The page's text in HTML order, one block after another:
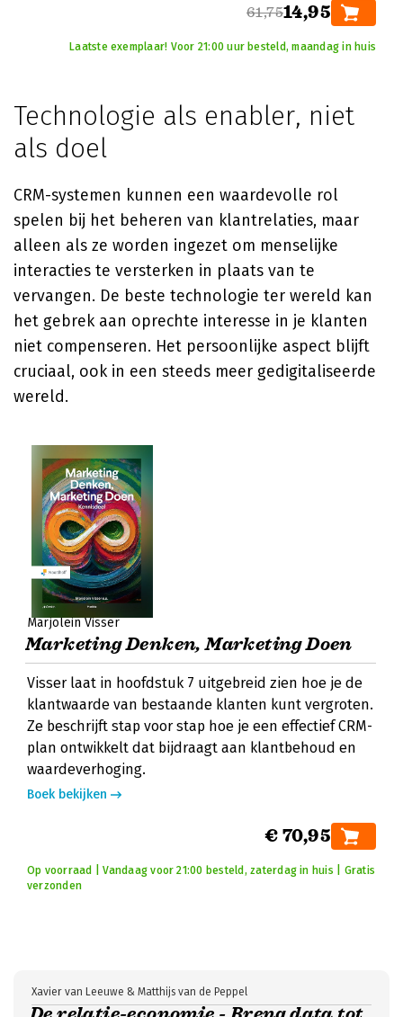
61,7514,95
Laatste exemplaar! Voor 21:00 uur besteld, maandag in huis
Technologie als enabler, niet
als doel
CRM-systemen kunnen een waardevolle rol
spelen bij het beheren van klantrelaties, maar
alleen als ze worden ingezet om menselijke
interacties te versterken in plaats van te
vervangen. De beste technologie ter wereld kan
het gebrek aan oprechte interesse in je klanten
niet compenseren. Het persoonlijke aspect blijft
cruciaal, ook in een steeds meer gedigitaliseerde
wereld.
Marjolein Visser
Marketing Denken, Marketing Doen
Visser laat in hoofdstuk 7 uitgebreid zien hoe je de
klantwaarde van bestaande klanten kunt vergroten.
Ze beschrijft stap voor stap hoe je een effectief CRM-
plan ontwikkelt dat bijdraagt aan klantbehoud en
waardeverhoging.
Boek bekijken
€ 70,95
Op voorraad | Vandaag voor 21:00 besteld, zaterdag in huis | Gratis
verzonden
Xavier van Leeuwe & Matthijs van de Peppel